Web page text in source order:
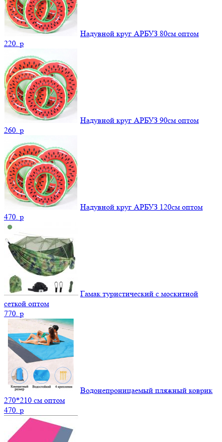
Надувной круг АРБУЗ 80см оптом
220. p
Надувной круг АРБУЗ 90см оптом
260. p
Надувной круг АРБУЗ 120см оптом
470. p
Гамак туристический с москитной
сеткой оптом
770. p
Водонепроницаемый пляжный коврик
270*210 см оптом
470. p